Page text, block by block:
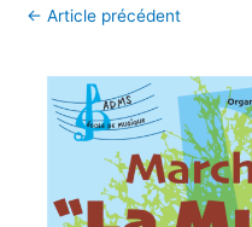
Navigation
← Article précédent